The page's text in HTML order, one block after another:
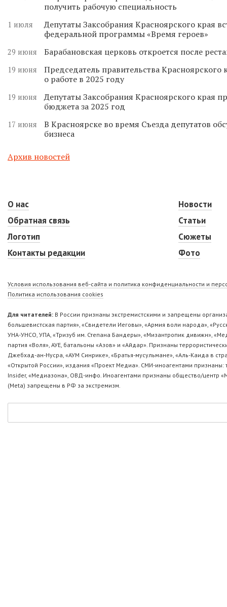
получить рабочую специальность
1 июля
Депутаты Заксобрания Красноярского края
федеральной программы «Время героев»
29 июня Барабановская церковь откроется после
19 июня
Председатель правительства Красноярского
о работе в 2025 году
19 июня
Депутаты Заксобрания Красноярского края
бюджета за 2025 год
17 июня
В Красноярске во время Съезда депутатов
бизнеса
Архив новостей
О нас
Обратная связь
Логотип
Контакты редакции
Новости
Статьи
Сюжеты
Фото
Условия использования веб-сайта и политика конфиденциальности и
Политика использования cookies
Для читателей: В России признаны экстремистскими и запрещены
большевистская партия», «Свидетели Иеговы», «Армия воли народа»,
УНА-УНСО, УПА, «Тризуб им. Степана Бандеры», «Мизантропик дивижн»,
партия «Воля», АУЕ, батальоны «Азов» и «Айдар». Признаны
Джебхад-ан-Нусра, «АУМ Синрике», «Братья-мусульмане», «Аль-Каида в
«Открытой России», издания «Проект Медиа». СМИ-иноагентами
Insider, «Медиазона», ОВД-инфо. Иноагентами признаны общество/центр
(Metа) запрещены в РФ за экстремизм.